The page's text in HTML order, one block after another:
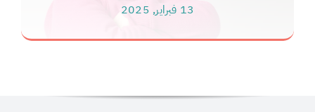
13 فبراير, 2025